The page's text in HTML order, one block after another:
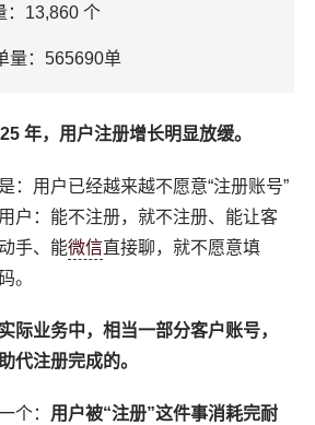
：13,860 个
量：565690单
年，用户注册增长明显放缓。
：用户已经越来越不愿意“注册账号”
户：能不注册，就不注册、能让客
手、能微信直接聊，就不愿意填
。
际业务中，相当一部分客户账号，
代注册完成的。
个： 用户被“注册”这件事消耗完耐